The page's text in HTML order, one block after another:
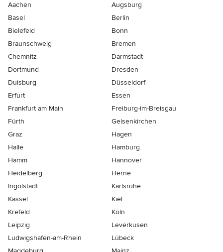
Aachen
Augsburg
Basel
Berlin
Bielefeld
Bonn
Braunschweig
Bremen
Chemnitz
Darmstadt
Dortmund
Dresden
Duisburg
Düsseldorf
Erfurt
Essen
Frankfurt am Main
Freiburg-im-Breisgau
Fürth
Gelsenkirchen
Graz
Hagen
Halle
Hamburg
Hamm
Hannover
Heidelberg
Herne
Ingolstadt
Karlsruhe
Kassel
Kiel
Krefeld
Köln
Leipzig
Leverkusen
Ludwigshafen-am-Rhein
Lübeck